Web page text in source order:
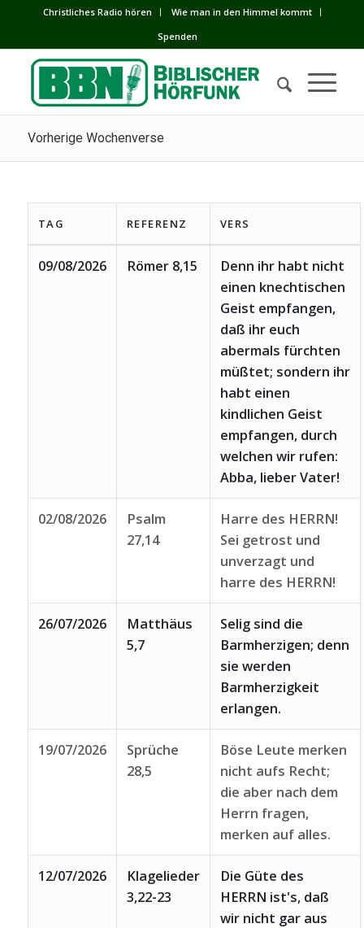
Сhristliches Radio hören
Wie man in den Himmel kommt
Spenden
Vorherige Wochenverse
TAG REFERENZ VERS
09/08/2026 Römer 8,15
Denn ihr habt nicht
einen knechtischen
Geist empfangen,
daß ihr euch
abermals fürchten
müßtet; sondern ihr
habt einen
kindlichen Geist
empfangen, durch
welchen wir rufen:
Abba, lieber Vater!
02/08/2026
Psalm
27,14
Harre des HERRN!
Sei getrost und
unverzagt und
harre des HERRN!
26/07/2026
Matthäus
5,7
Selig sind die
Barmherzigen; denn
sie werden
Barmherzigkeit
erlangen.
19/07/2026
Sprüche
28,5
Böse Leute merken
nicht aufs Recht;
die aber nach dem
Herrn fragen,
merken auf alles.
12/07/2026
Klagelieder
3,22-23
Die Güte des
HERRN ist's, daß
wir nicht gar aus